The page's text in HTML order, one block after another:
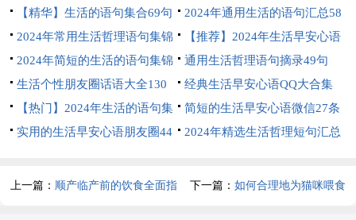
【精华】生活的语句集合69句
2024年通用生活的语句汇总58
条
2024年常用生活哲理语句集锦
60条
【推荐】2024年生活早安心语
朋友圈合集58句
2024年简短的生活的语句集锦
45句
通用生活哲理语句摘录49句
生活个性朋友圈话语大全130
句精选
经典生活早安心语QQ大合集
61句
【热门】2024年生活的语句集
锦39条
简短的生活早安心语微信27条
实用的生活早安心语朋友圈44
2024年精选生活哲理短句汇总
上一篇： 顺产临产前的饮食全面指 下一篇： 如何合理地为猫咪喂食